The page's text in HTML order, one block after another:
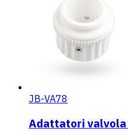
JB-VA78
Adattatori valvola